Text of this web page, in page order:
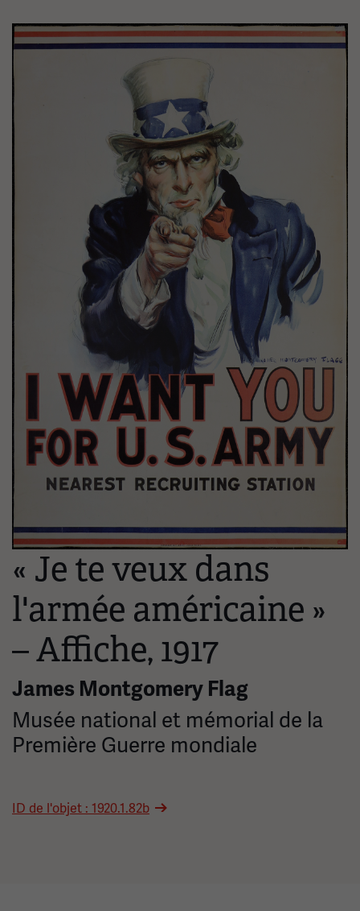
Image(s)
« Je te veux dans
l'armée américaine »
– Affiche, 1917
James Montgomery Flag
Musée national et mémorial de la
Première Guerre mondiale
ID de l'objet : 1920.1.82b